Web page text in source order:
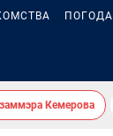
ПОГОДА
Кемерова